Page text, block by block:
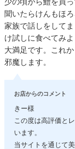
少の頃から鱧を買
聞いたらけんもほ
家族で話しをして
け試しに食べてみ
大満足です。これ
邪魔します。
お店からのコメント
きー様
この度は高評価と
います。
当サイトを通じて